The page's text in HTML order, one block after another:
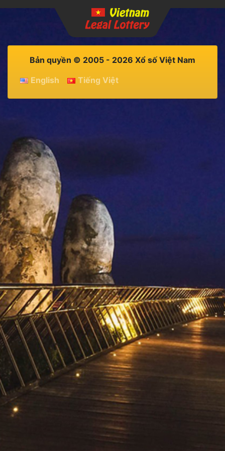
Bản quyền © 2005 - 2026 Xổ số Việt Nam
English
Tiếng Việt